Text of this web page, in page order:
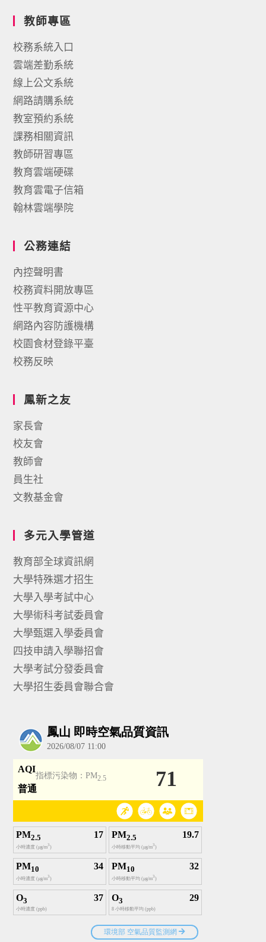
教師專區
校務系統入口
雲端差勤系統
線上公文系統
網路請購系統
教室預約系統
課務相關資訊
教師研習專區
教育雲端硬碟
教育雲電子信箱
翰林雲端學院
公務連結
內控聲明書
校務資料開放專區
性平教育資源中心
網路內容防護機構
校園食材登錄平臺
校務反映
鳳新之友
家長會
校友會
教師會
員生社
文教基金會
多元入學管道
教育部全球資訊網
大學特殊選才招生
大學入學考試中心
大學術科考試委員會
大學甄選入學委員會
四技申請入學聯招會
大學考試分發委員會
大學招生委員會聯合會